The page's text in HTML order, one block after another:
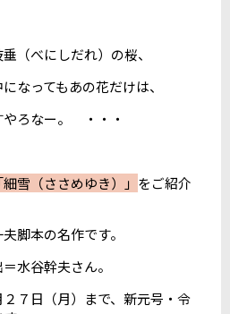
（べにしだれ）の桜、
てもあの花だけは、
なー。 ・・・
細雪（ささめゆき）」 をご紹介
脚本の名作です。
水谷幹夫さん。
７日（月）まで、新元号・令